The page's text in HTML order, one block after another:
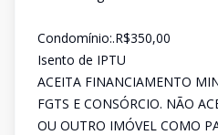
Condomínio:.R$350,00
Isento de IPTU
ACEITA FINANCIAMENTO
FGTS E CONSÓRCIO. NÃO
OU OUTRO IMÓVEL COMO